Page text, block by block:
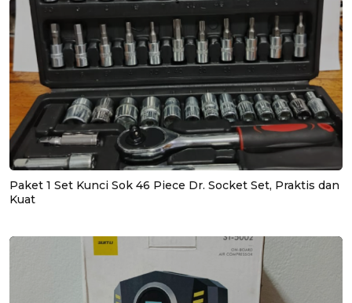
Paket 1 Set Kunci Sok 46 Piece Dr. Socket Set, Praktis dan
Kuat